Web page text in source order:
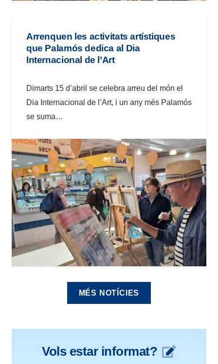
Arrenquen les activitats artístiques
que Palamós dedica al Dia
Internacional de l’Art
Dimarts 15 d’abril se celebra arreu del món el
Dia Internacional de l’Art, i un any més Palamós
se suma…
MÉS NOTÍCIES
Vols estar informat?